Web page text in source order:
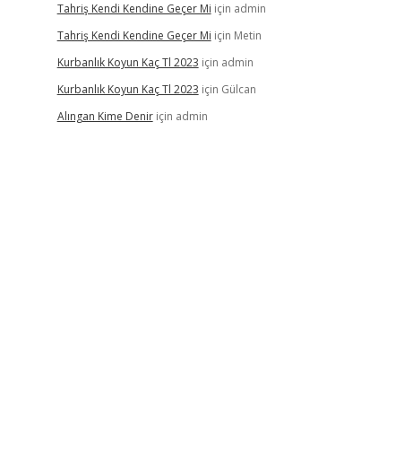
Tahriş Kendi Kendine Geçer Mi için admin
Tahriş Kendi Kendine Geçer Mi için Metin
Kurbanlık Koyun Kaç Tl 2023 için admin
Kurbanlık Koyun Kaç Tl 2023 için Gülcan
Alıngan Kime Deniriçin admin